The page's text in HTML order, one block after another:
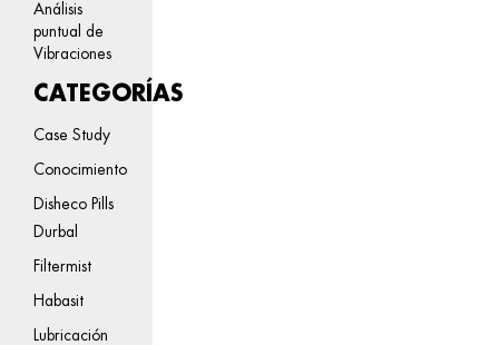
Análisis
puntual de
Vibraciones
CATEGORÍAS
Case Study
Conocimiento
Disheco Pills
Durbal
Filtermist
Habasit
Lubricación